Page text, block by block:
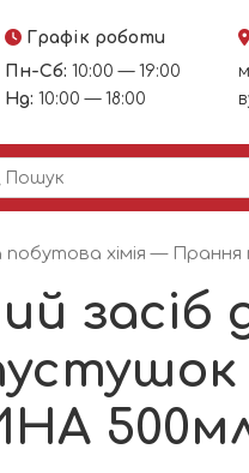
Графік роботи
Пн-Сб: 10:00 — 19:00
Нд: 10:00 — 18:00
хімія — Прання